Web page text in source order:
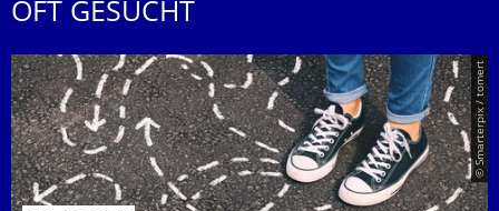
OFT GESUCHT
© Smarterpix / tomert